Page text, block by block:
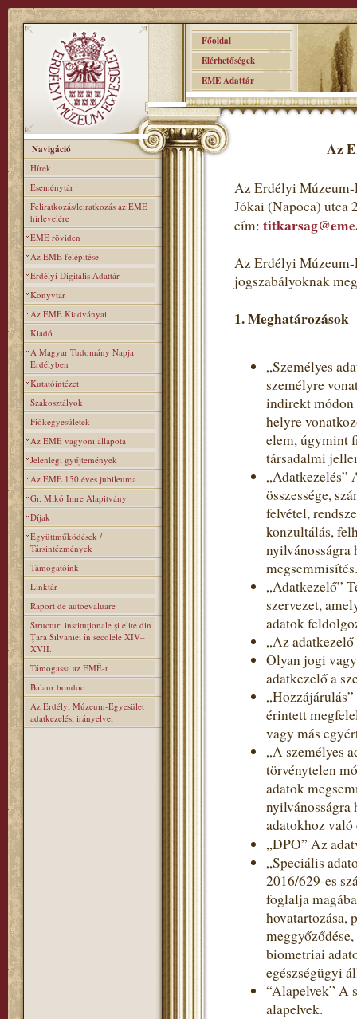
Főoldal
Elérhetőségek
EME Adattár
Navigáció
Hírek
Eseménytár
Feliratkozás/leiratkozás az EME
hírlevelére
EME röviden
Az EME felépitése
Erdélyi Digitális Adattár
Könyvtár
Az EME Kiadványai
Kiadó
A Magyar Tudomány Napja
Erdélyben
Kutatóintézet
Szakosztályok
Fiókegyesületek
Az EME vagyoni állapota
Jelenlegi gyűjtemények
Az EME 150 éves jubileuma
Gr. Mikó Imre Alapitvány
Díjak
Együttműködések /
Társintézmények
Támogatóink
Linktár
Raport de autoevaluare
Structuri instituţionale şi elite din
Ţara Silvaniei în secolele XIV–
XVII.
Támogassa az EMÉ-t
Balaur bondoc
Az Erdélyi Múzeum-Egyesület
adatkezelési irányelvei
Az
Az Erdélyi
Jókai (Napoca) utca
cím:
Az Erdélyi Múzeum-
jogszabályoknak
1. Meghatározások
„Személyes
személyre
indirekt módon
helyre
elem, úgymint
társadalmi
„Adatkezelés”
összessége,
felvétel,
konzultálás,
nyilvánosságra
megsemmisítés.
„Adatkezelő”
szervezet,
adatok
„Az
Olyan jogi
adatkezelő a
érintett
vagy más
„A személyes
törvénytelen
adatok
nyilvánosságra
adatokhoz
„DPO” Az
„Speciális
2016/629-es
foglalja
hovatartozása,
biometriai
egészségügyi
“Alapelvek” A
alapelvek.